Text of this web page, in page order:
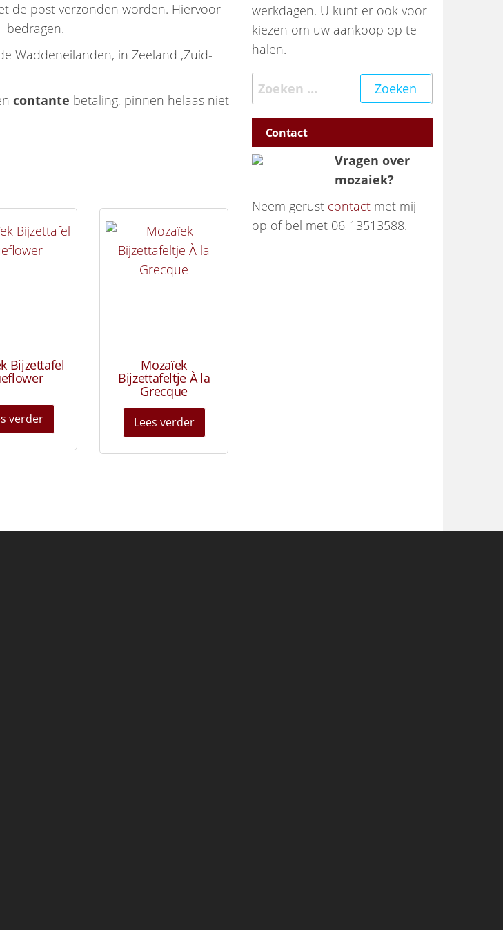
de post verzonden worden. Hiervoor
bedragen.
Waddeneilanden, in Zeeland ,Zuid-
contante betaling, pinnen helaas niet
Bijzettafel
verder
Mozaïek
Bijzettafeltje À la
Grecque
Lees verder
werkdagen. U kunt er ook voor
kiezen om uw aankoop op te
halen.
Zoeken naar:
Contact
Vragen over
mozaiek?
Neem gerust contactmet mij
op of bel met 06-13513588.